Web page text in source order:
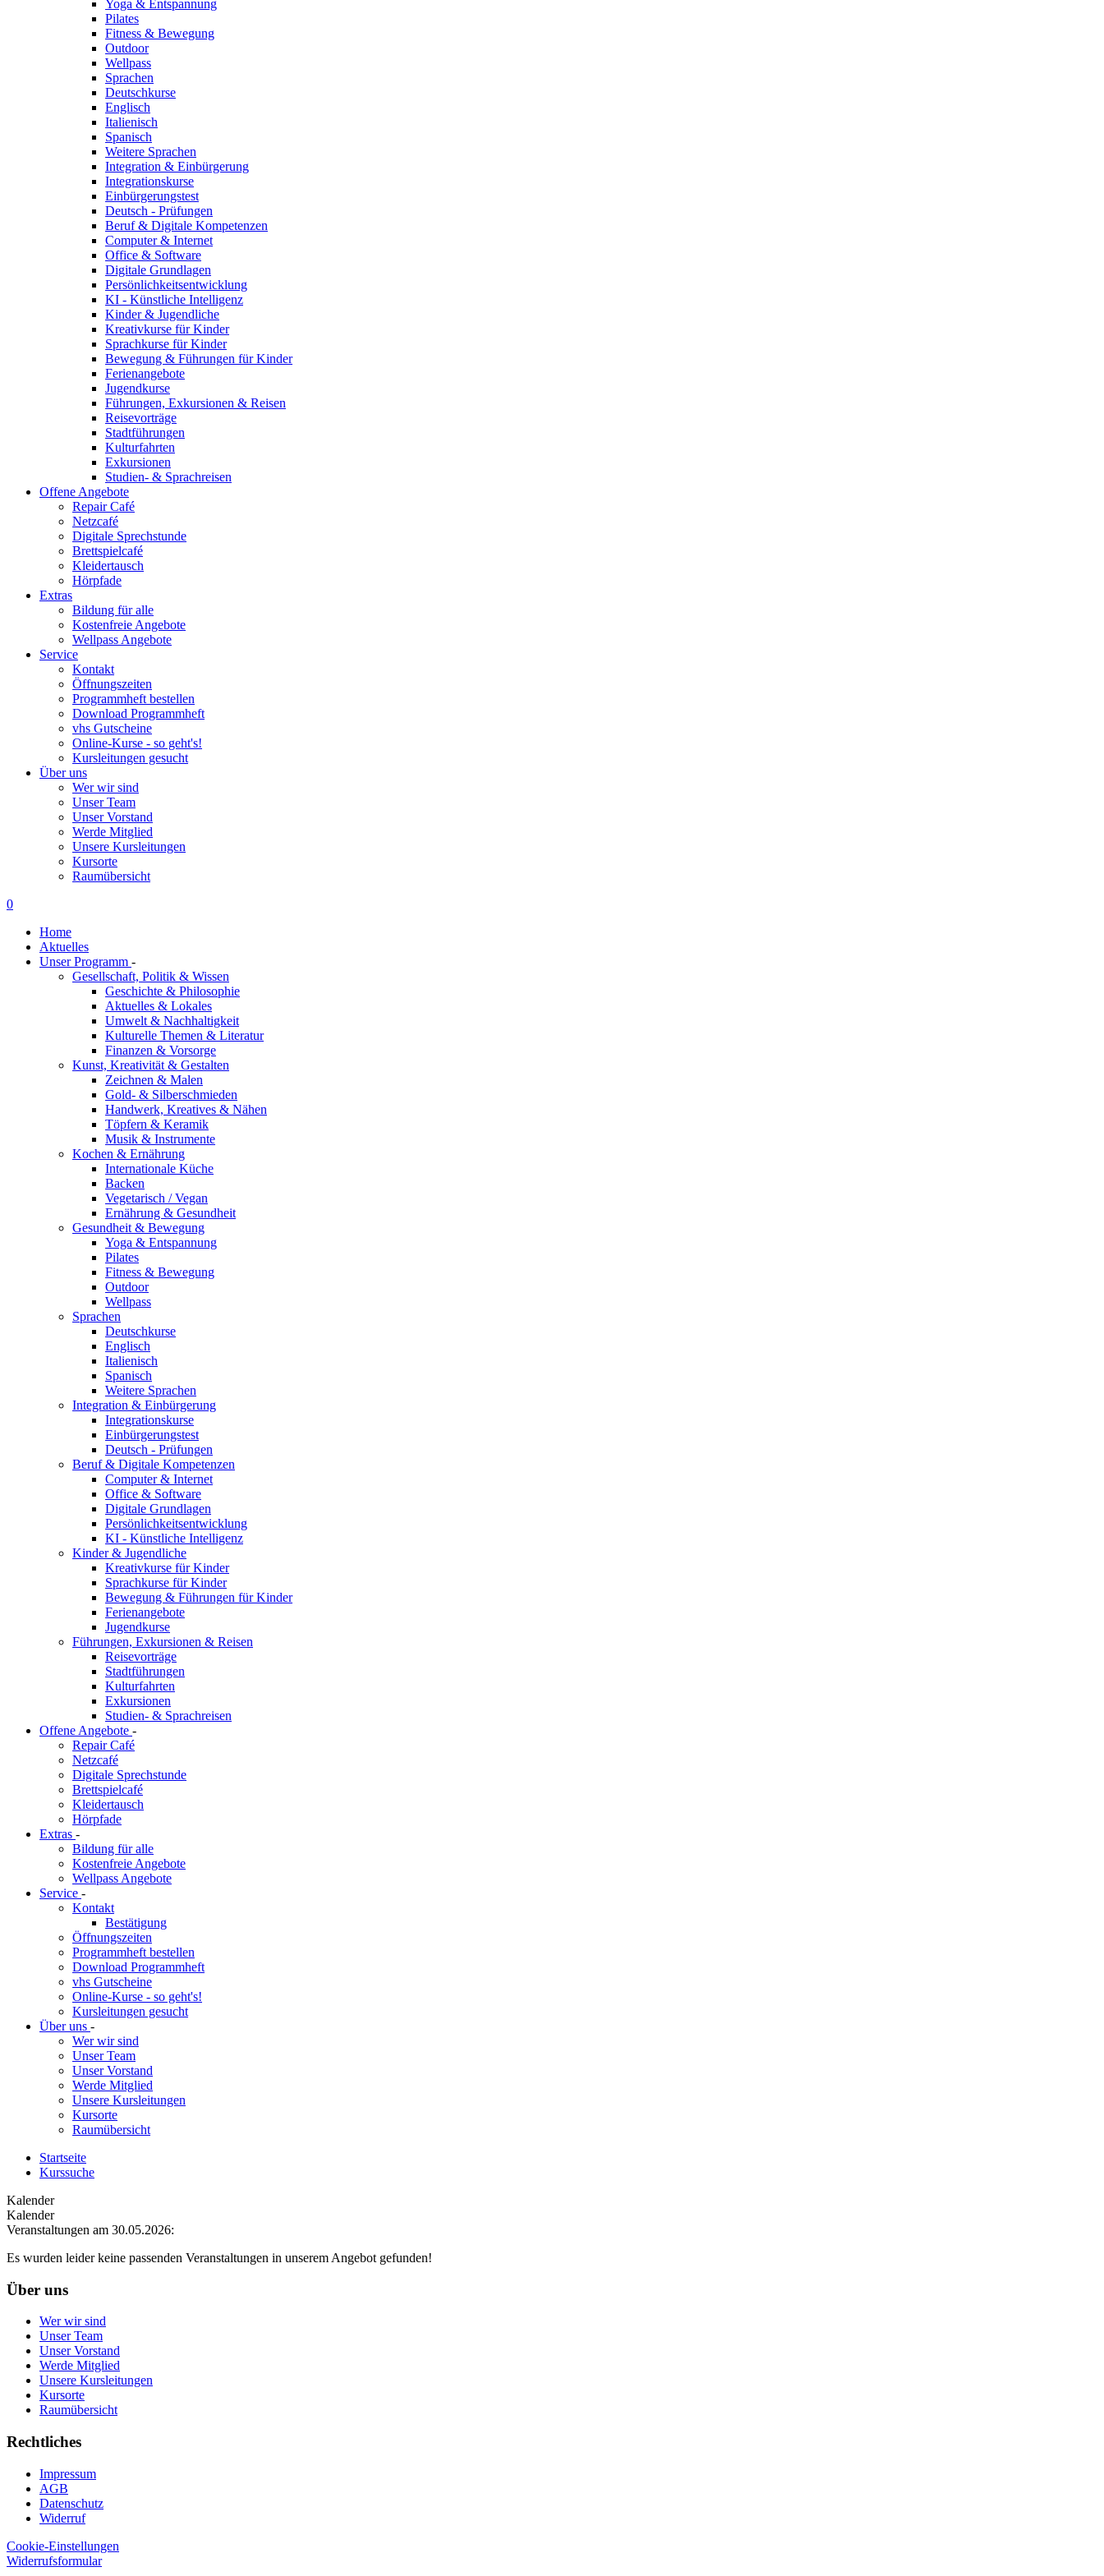
Yoga & Entspannung
Pilates
Fitness & Bewegung
Outdoor
Wellpass
Sprachen
Deutschkurse
Englisch
Italienisch
Spanisch
Weitere Sprachen
Integration & Einbürgerung
Integrationskurse
Einbürgerungstest
Deutsch - Prüfungen
Beruf & Digitale Kompetenzen
Computer & Internet
Office & Software
Digitale Grundlagen
Persönlichkeitsentwicklung
KI - Künstliche Intelligenz
Kinder & Jugendliche
Kreativkurse für Kinder
Sprachkurse für Kinder
Bewegung & Führungen für Kinder
Ferienangebote
Jugendkurse
Führungen, Exkursionen & Reisen
Reisevorträge
Stadtführungen
Kulturfahrten
Exkursionen
Studien- & Sprachreisen
Offene Angebote
Repair Café
Netzcafé
Digitale Sprechstunde
Brettspielcafé
Kleidertausch
Hörpfade
Extras
Bildung für alle
Kostenfreie Angebote
Wellpass Angebote
Service
Kontakt
Öffnungszeiten
Programmheft bestellen
Download Programmheft
vhs Gutscheine
Online-Kurse - so geht's!
Kursleitungen gesucht
Über uns
Wer wir sind
Unser Team
Unser Vorstand
Werde Mitglied
Unsere Kursleitungen
Kursorte
Raumübersicht
0
Home
Aktuelles
Unser Programm -
Gesellschaft, Politik & Wissen
Geschichte & Philosophie
Aktuelles & Lokales
Umwelt & Nachhaltigkeit
Kulturelle Themen & Literatur
Finanzen & Vorsorge
Kunst, Kreativität & Gestalten
Zeichnen & Malen
Gold- & Silberschmieden
Handwerk, Kreatives & Nähen
Töpfern & Keramik
Musik & Instrumente
Kochen & Ernährung
Internationale Küche
Backen
Vegetarisch / Vegan
Ernährung & Gesundheit
Gesundheit & Bewegung
Yoga & Entspannung
Pilates
Fitness & Bewegung
Outdoor
Wellpass
Sprachen
Deutschkurse
Englisch
Italienisch
Spanisch
Weitere Sprachen
Integration & Einbürgerung
Integrationskurse
Einbürgerungstest
Deutsch - Prüfungen
Beruf & Digitale Kompetenzen
Computer & Internet
Office & Software
Digitale Grundlagen
Persönlichkeitsentwicklung
KI - Künstliche Intelligenz
Kinder & Jugendliche
Kreativkurse für Kinder
Sprachkurse für Kinder
Bewegung & Führungen für Kinder
Ferienangebote
Jugendkurse
Führungen, Exkursionen & Reisen
Reisevorträge
Stadtführungen
Kulturfahrten
Exkursionen
Studien- & Sprachreisen
Offene Angebote -
Repair Café
Netzcafé
Digitale Sprechstunde
Brettspielcafé
Kleidertausch
Hörpfade
Extras -
Bildung für alle
Kostenfreie Angebote
Wellpass Angebote
Service -
Kontakt
Bestätigung
Öffnungszeiten
Programmheft bestellen
Download Programmheft
vhs Gutscheine
Online-Kurse - so geht's!
Kursleitungen gesucht
Über uns -
Wer wir sind
Unser Team
Unser Vorstand
Werde Mitglied
Unsere Kursleitungen
Kursorte
Raumübersicht
Startseite
Kurssuche
Kalender
Kalender
Veranstaltungen am 30.05.2026:
Es wurden leider keine passenden Veranstaltungen in unserem Angebot gefunden!
Über uns
Wer wir sind
Unser Team
Unser Vorstand
Werde Mitglied
Unsere Kursleitungen
Kursorte
Raumübersicht
Rechtliches
Impressum
AGB
Datenschutz
Widerruf
Cookie-Einstellungen
Widerrufsformular